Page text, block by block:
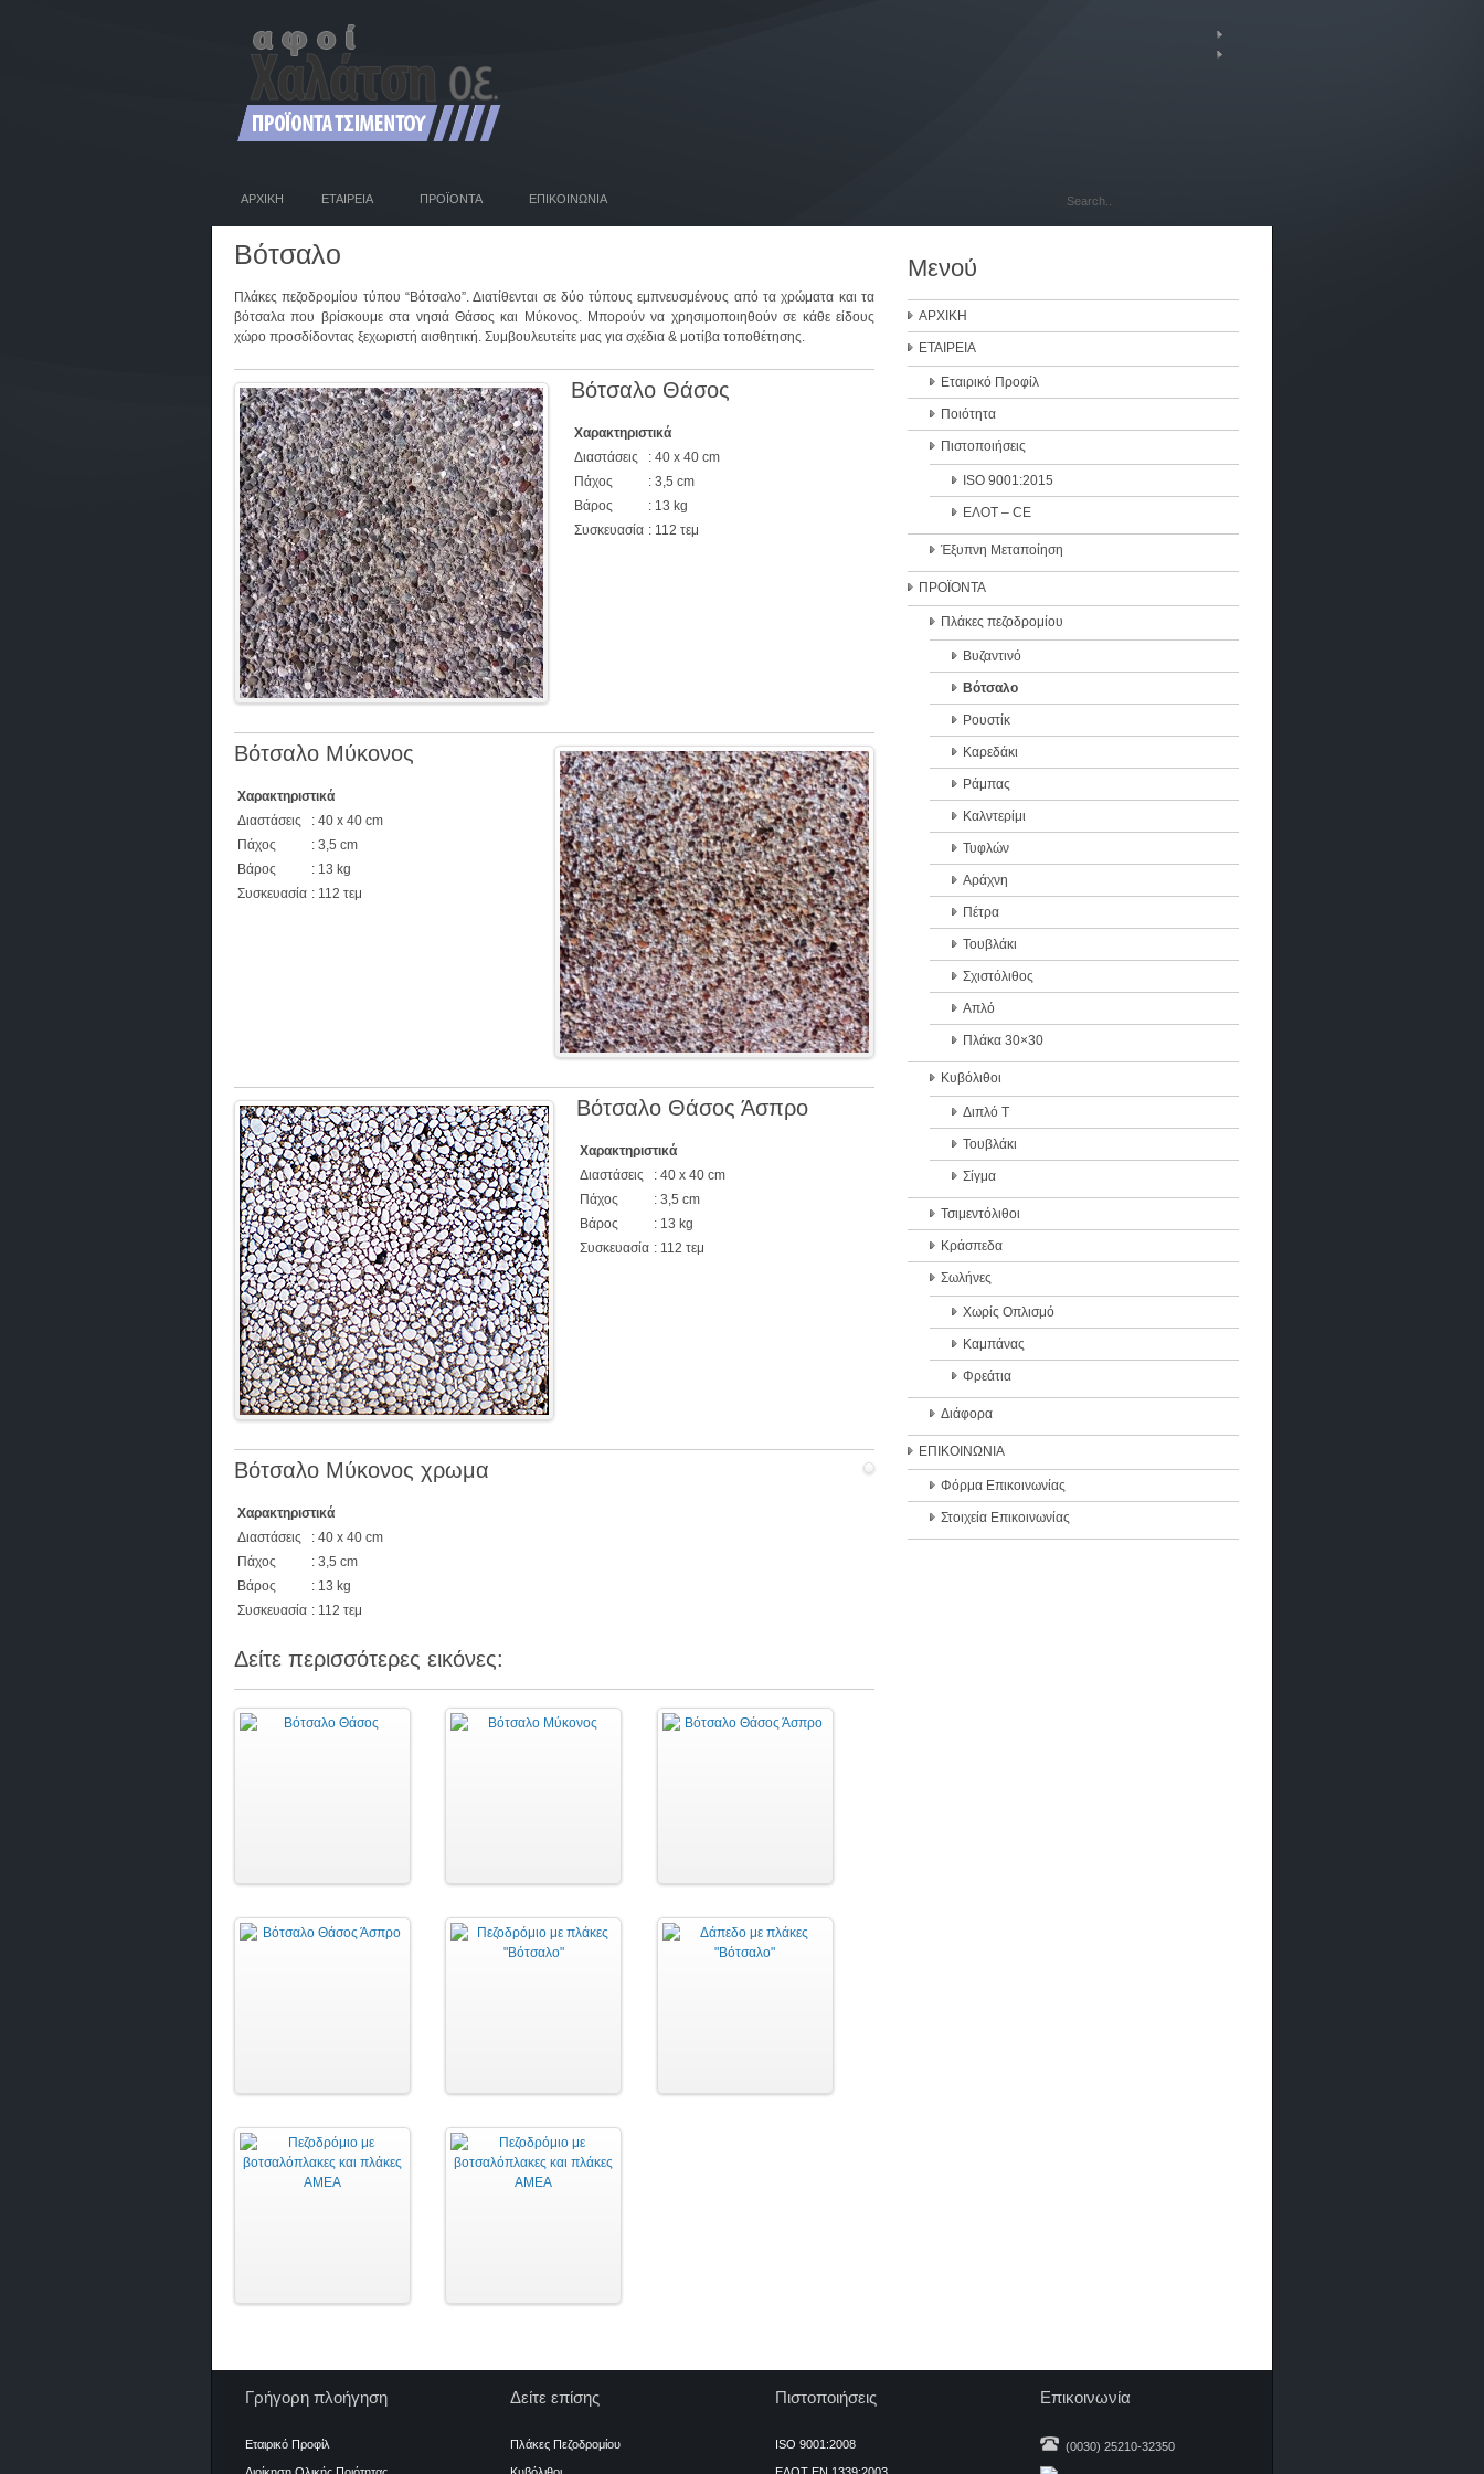
ΑΡΧΙΚΗ ΕΤΑΙΡΕΙΑ ΠΡΟΪΟΝΤΑ ΕΠΙΚΟΙΝΩΝΙΑ
Βότσαλο
Πλάκες πεζοδρομίου τύπου “Βότσαλο”. Διατίθενται σε δύο τύπους εμπνευσμένους από τα χρώματα και τα
βότσαλα που βρίσκουμε στα νησιά Θάσος και Μύκονος. Μπορούν να χρησιμοποιηθούν σε κάθε είδους
χώρο προσδίδοντας ξεχωριστή αισθητική. Συμβουλευτείτε μας για σχέδια & μοτίβα τοποθέτησης.
Βότσαλο Θάσος
Χαρακτηριστικά
Διαστάσεις
: 40 x 40 cm
Πάχος
: 3,5 cm
Βάρος
: 13 kg
Συσκευασία : 112 τεμ
Βότσαλο Μύκονος
Χαρακτηριστικά
Διαστάσεις
: 40 x 40 cm
Πάχος
: 3,5 cm
Βάρος
: 13 kg
Συσκευασία : 112 τεμ
Βότσαλο Θάσος Άσπρο
Χαρακτηριστικά
Διαστάσεις
: 40 x 40 cm
Πάχος
: 3,5 cm
Βάρος
: 13 kg
Συσκευασία : 112 τεμ
Βότσαλο Μύκονος χρωμα
Χαρακτηριστικά
Διαστάσεις
: 40 x 40 cm
Πάχος
: 3,5 cm
Βάρος
: 13 kg
Συσκευασία : 112 τεμ
Δείτε περισσότερες εικόνες:
Μενού
ΑΡΧΙΚΗ
ΕΤΑΙΡΕΙΑ
Εταιρικό Προφίλ
Ποιότητα
Πιστοποιήσεις
ISO 9001:2015
ΕΛΟΤ – CE
Έξυπνη Μεταποίηση
ΠΡΟΪΟΝΤΑ
Πλάκες πεζοδρομίου
Βυζαντινό
Βότσαλο
Ρουστίκ
Καρεδάκι
Ράμπας
Καλντερίμι
Τυφλών
Αράχνη
Πέτρα
Τουβλάκι
Σχιστόλιθος
Απλό
Πλάκα 30×30
Κυβόλιθοι
Διπλό Τ
Τουβλάκι
Σίγμα
Τσιμεντόλιθοι
Κράσπεδα
Σωλήνες
Χωρίς Οπλισμό
Καμπάνας
Φρεάτια
Διάφορα
ΕΠΙΚΟΙΝΩΝΙΑ
Φόρμα Επικοινωνίας
Στοιχεία Επικοινωνίας
Γρήγορη πλοήγηση
Εταιρικό Προφίλ
Δείτε επίσης
Πλάκες Πεζοδρομίου
Πιστοποιήσεις
ISO 9001:2008
Επικοινωνία
(0030) 25210-32350